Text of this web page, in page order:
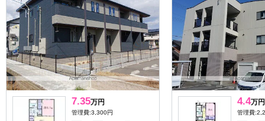
7.35万円
管理費:3,300円
4.4万円
管理費